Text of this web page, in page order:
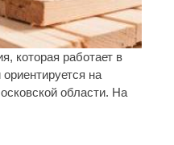
которая работает в
на
области. На